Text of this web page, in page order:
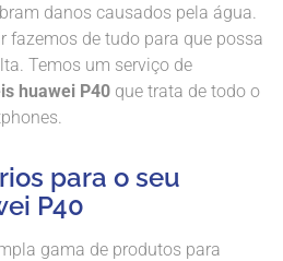
danos causados ​​pela água.
fazemos de tudo para que possa
Temos um serviço de
huawei P40 que trata de todo o
para o seu
P40
gama de produtos para